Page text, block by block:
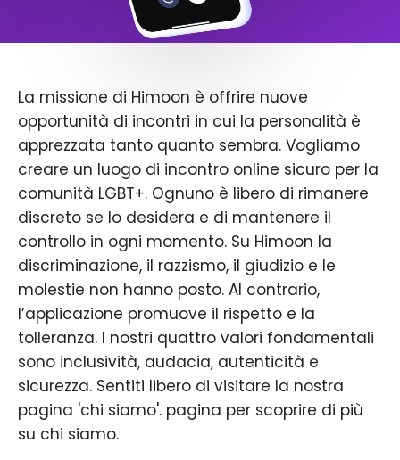
La missione di Himoon è offrire nuove
opportunità di incontri in cui la personalità è
apprezzata tanto quanto sembra. Vogliamo
creare un luogo di incontro online sicuro per la
comunità LGBT+. Ognuno è libero di rimanere
discreto se lo desidera e di mantenere il
controllo in ogni momento. Su Himoon la
discriminazione, il razzismo, il giudizio e le
molestie non hanno posto. Al contrario,
l’applicazione promuove il rispetto e la
tolleranza. I nostri quattro valori fondamentali
sono inclusività, audacia, autenticità e
sicurezza. Sentiti libero di visitare la nostra
pagina 'chi siamo'. pagina per scoprire di più
su chi siamo.